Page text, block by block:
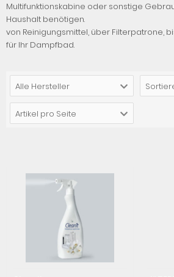
Multifunktionskabine oder sonstige
Haushalt benötigen.
von Reinigungsmittel, über Filterpatrone,
für Ihr Dampfbad.
Alle Hersteller
Artikel pro Seite